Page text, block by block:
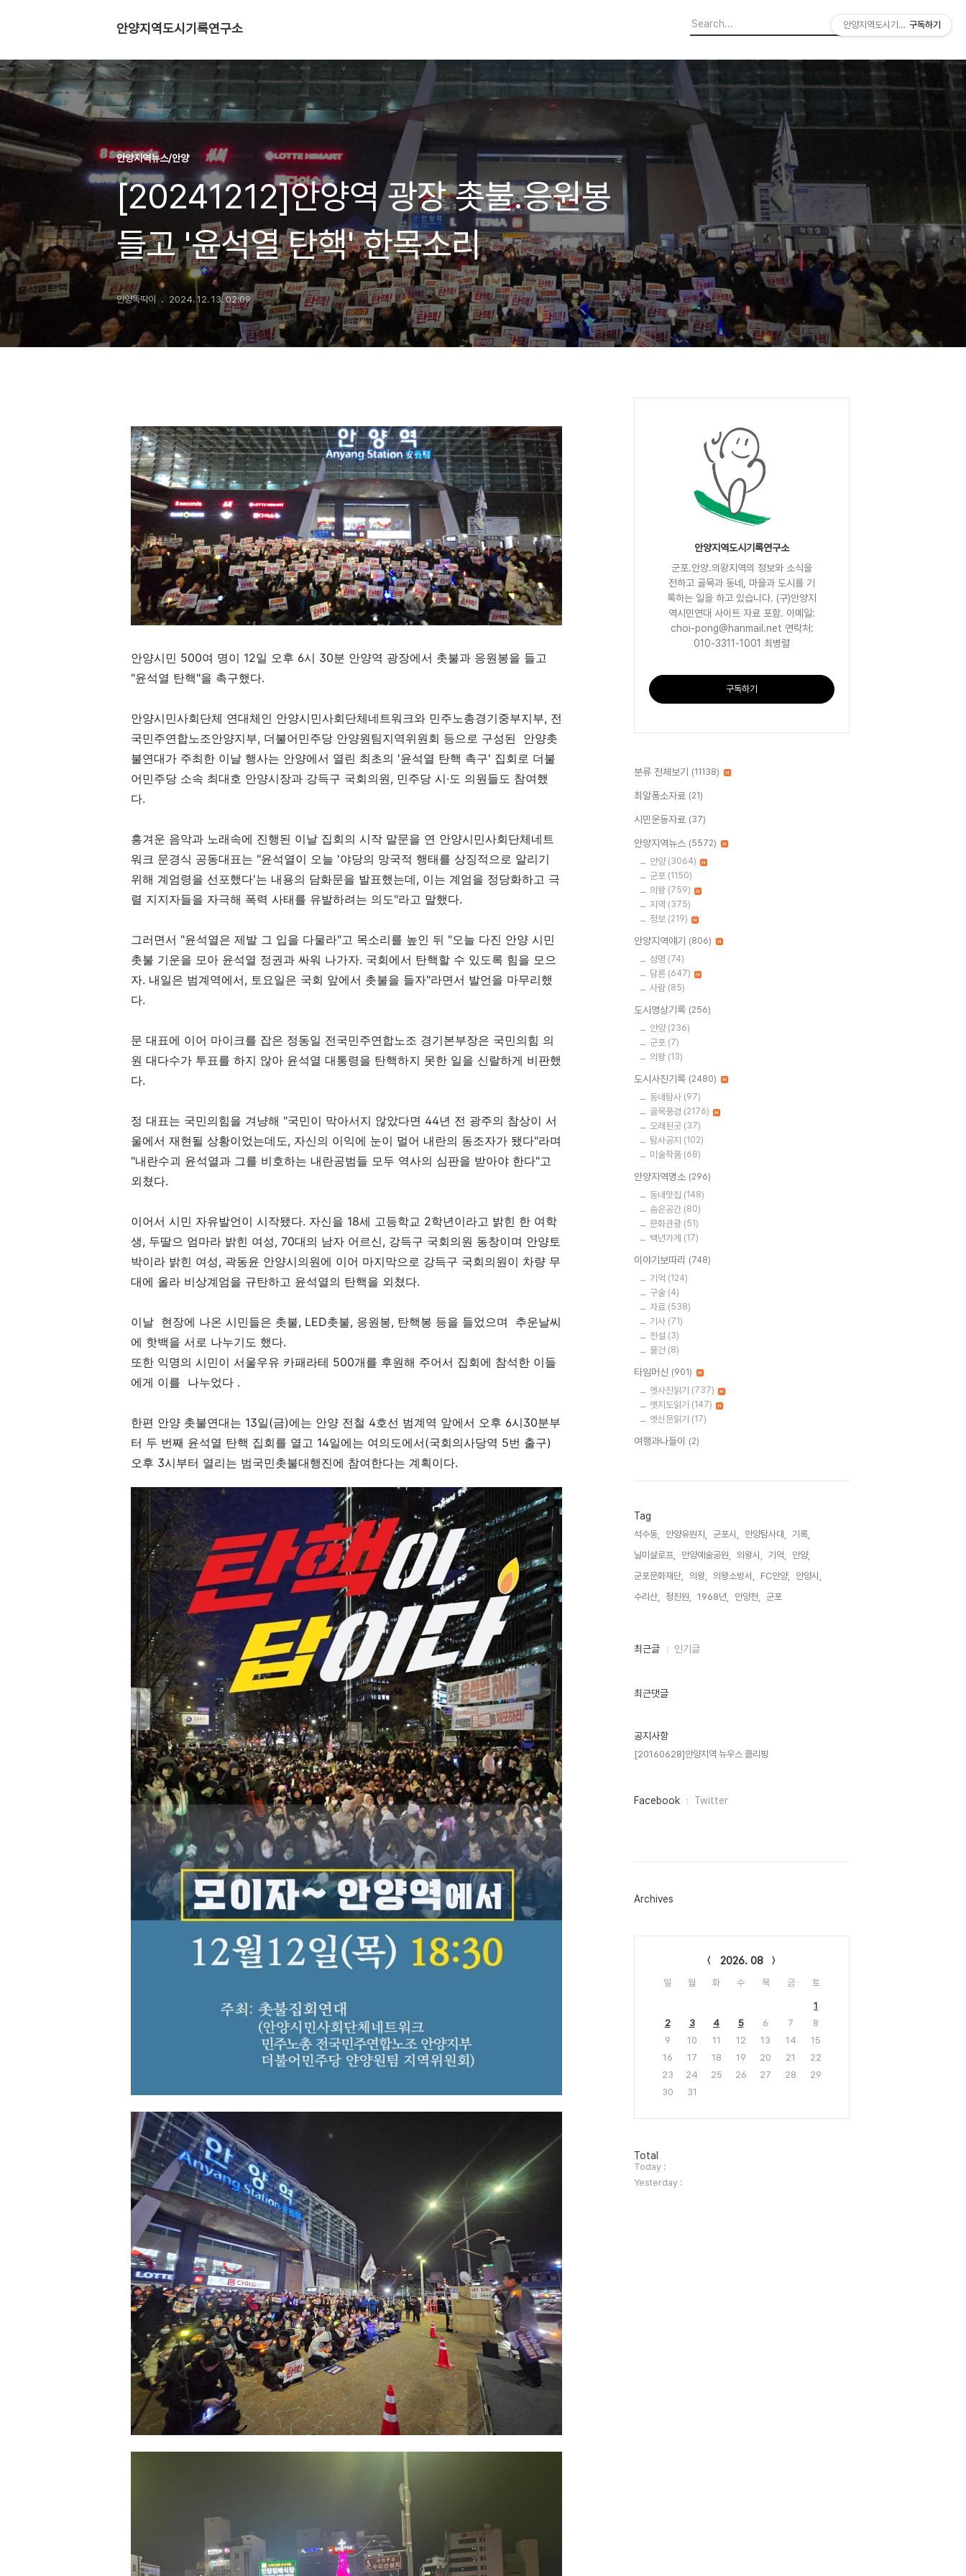
안양지역도시기록연구소
안양지역뉴스/안양
[20241212]안양역 광장 촛불.응원봉
들고 '윤석열 탄핵' 한목소리
안양똑딱이 2024. 12. 13. 02:09
안양시민 500여 명이 12일 오후 6시 30분 안양역 광장에서 촛불과 응원봉을 들고
"윤석열 탄핵"을 촉구했다.
안양시민사회단체 연대체인 안양시민사회단체네트워크와 민주노총경기중부지부, 전
국민주연합노조안양지부, 더불어민주당 안양원팀지역위원회 등으로 구성된 안양촛
불연대가 주최한 이날 행사는 안양에서 열린 최초의 '윤석열 탄핵 촉구' 집회로 더불
어민주당 소속 최대호 안양시장과 강득구 국회의원, 민주당 시·도 의원들도 참여했
다.
흥겨운 음악과 노래속에 진행된 이날 집회의 시작 말문을 연 안양시민사회단체네트
워크 문경식 공동대표는 "윤석열이 오늘 '야당의 망국적 행태를 상징적으로 알리기
위해 계엄령을 선포했다'는 내용의 담화문을 발표했는데, 이는 계엄을 정당화하고 극
렬 지지자들을 자극해 폭력 사태를 유발하려는 의도"라고 말했다.
그러면서 "윤석열은 제발 그 입을 다물라"고 목소리를 높인 뒤 "오늘 다진 안양 시민
촛불 기운을 모아 윤석열 정권과 싸워 나가자. 국회에서 탄핵할 수 있도록 힘을 모으
자. 내일은 범계역에서, 토요일은 국회 앞에서 촛불을 들자"라면서 발언을 마무리했
다.
문 대표에 이어 마이크를 잡은 정동일 전국민주연합노조 경기본부장은 국민의힘 의
원 대다수가 투표를 하지 않아 윤석열 대통령을 탄핵하지 못한 일을 신랄하게 비판했
다.
정 대표는 국민의힘을 겨냥해 "국민이 막아서지 않았다면 44년 전 광주의 참상이 서
울에서 재현될 상황이었는데도, 자신의 이익에 눈이 멀어 내란의 동조자가 됐다"라며
"내란수괴 윤석열과 그를 비호하는 내란공범들 모두 역사의 심판을 받아야 한다"고
외쳤다.
이어서 시민 자유발언이 시작됐다. 자신을 18세 고등학교 2학년이라고 밝힌 한 여학
생, 두딸으 엄마라 밝힌 여성, 70대의 남자 어르신, 강득구 국회의원 동창이며 안양토
박이라 밝힌 여성, 곽동윤 안양시의원에 이어 마지막으로 강득구 국회의원이 차량 무
대에 올라 비상계엄을 규탄하고 윤석열의 탄핵을 외쳤다.
이날 현장에 나온 시민들은 촛불, LED촛불, 응원봉, 탄핵봉 등을 들었으며 추운날씨
에 핫백을 서로 나누기도 했다.
또한 익명의 시민이 서울우유 카패라테 500개를 후원해 주어서 집회에 참석한 이들
에게 이를 나누었다 .
한편 안양 촛불연대는 13일(금)에는 안양 전철 4호선 범계역 앞에서 오후 6시30분부
터 두 번째 윤석열 탄핵 집회를 열고 14일에는 여의도에서(국회의사당역 5번 출구)
오후 3시부터 열리는 범국민촛불대행진에 참여한다는 계획이다.
안양지역도시기록연구소
군포.안양.의왕지역의 정보와 소식을
전하고 골목과 동네, 마을과 도시를 기
록하는 일을 하고 있습니다. (구)안양지
역시민연대 사이트 자료 포함. 이메일:
choi-pong@hanmail.net 연락처:
010-3311-1001 최병렬
구독하기
분류 전체보기 (11138)
최알퐁소자료 (21)
시민운동자료 (37)
안양지역뉴스 (5572)
안양 (3064)
군포 (1150)
의왕 (759)
지역 (375)
정보 (219)
안양지역얘기 (806)
성명 (74)
담론 (647)
사람 (85)
도시영상기록 (256)
안양 (236)
군포 (7)
의왕 (13)
도시사진기록 (2480)
동네탐사 (97)
골목풍경 (2176)
오래된곳 (37)
탐사공지 (102)
미술작품 (68)
안양지역명소 (296)
동네맛집 (148)
숨은공간 (80)
문화관광 (51)
백년가게 (17)
이야기보따리 (748)
기억 (124)
구술 (4)
자료 (538)
기사 (71)
전설 (3)
물건 (8)
타임머신 (901)
옛사진읽기 (737)
옛지도읽기 (147)
옛신문읽기 (17)
여행과나들이 (2)
Tag
석수동, 안양유원지, 군포시, 안양탐사대,
기록,
닐미샬로프,
안양예술공원, 의왕시, 기억,
안양,
군포문화재단,
의왕, 의왕소방서, FC안양,
안양시,
수리산,
정진원, 1968년, 안양천, 군포,
최
인
최근글 인기글
최근댓글
공지사항
[20160628]안양지역 뉴우스 클리핑
페
그
Facebook Twitter
Archives
2026. 08
일 월 화 수 목 금 토
1
2
3 4 5 6 7
8
9
10 11 12 13 14
15
16
17 18 19 20 21
22
23
24 25 26 27 28
29
30
31
방
문
자
수
Total
Today :
Yesterday :
안양지역도시기록연구소
구독하기